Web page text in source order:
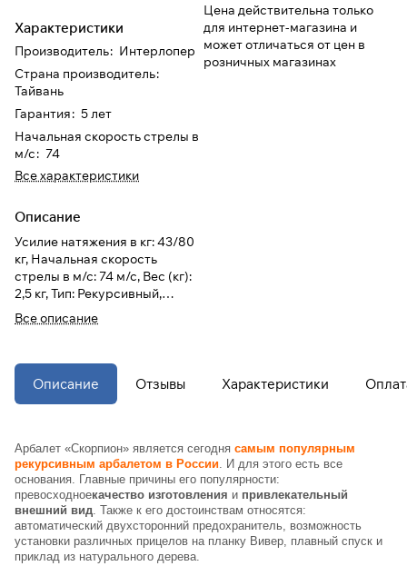
Характеристики
Производитель: Интерлопер
Страна производитель:
Тайвань
Гарантия: 5 лет
Начальная скорость стрелы в
м/с: 74
Все характеристики
Описание
Усилие натяжения в кг: 43/80
кг, Начальная скорость
стрелы в м/с: 74 м/с, Вес (кг):
2,5 кг, Тип: Рекурсивный,
Страна производитель:
Тайвань
Все описание
Цена действительна только
для интернет-магазина и
может отличаться от цен в
розничных магазинах
Описание Отзывы Характеристики
Арбалет «Скорпион» является сегодня самым популярным
рекурсивным арбалетом в России . И для этого есть все
основания. Главные причины его популярности:
превосходноекачество изготовления и привлекательный
внешний вид . Также к его достоинствам относятся:
автоматический двухсторонний предохранитель, возможность
установки различных прицелов на планку Вивер, плавный спуск и
приклад из натурального дерева.
При оформлении заказа
Оплачивайте сегодня только
выбранный способом
Оставшиеся
* При оплате черезПЛАЙТ
скидки по купонам не
Подробнее
об оплате Плайтом